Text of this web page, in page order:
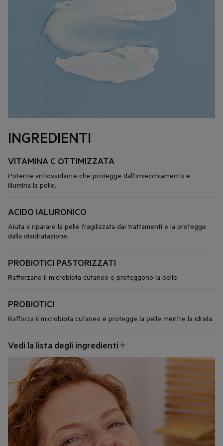
INGREDIENTI
VITAMINA C OTTIMIZZATA
Potente antiossidante che protegge dall'invecchiamento e
illumina la pelle.
ACIDO IALURONICO
Aiuta a riparare la pelle fragilizzata dai trattamenti e la protegge
dalla disidratazione.
PROBIOTICI PASTORIZZATI
Rafforzano il microbiota cutaneo e proteggono la pelle.
PROBIOTICI
Rafforza il microbiota cutaneo e protegge la pelle mentre la idrata.
Vedi la lista degli ingredienti